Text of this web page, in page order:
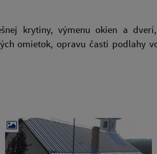
krytiny, výmenu okien a
omietok, opravu časti podlahy